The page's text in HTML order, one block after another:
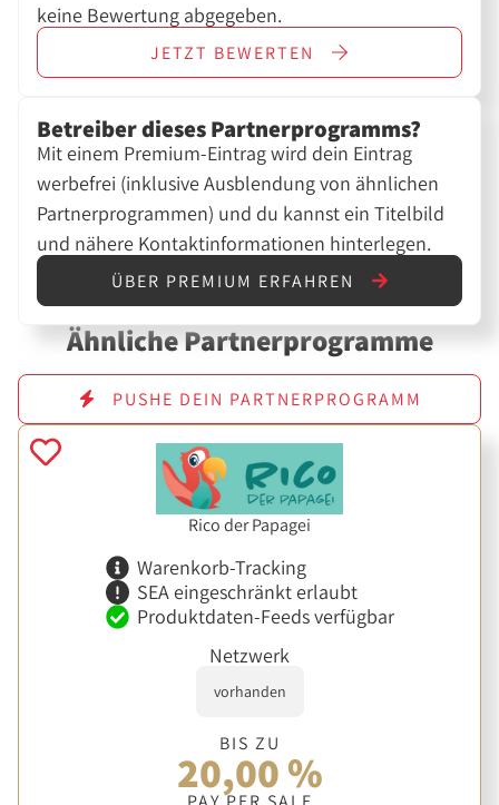
keine Bewertung abgegeben.
JETZT BEWERTEN
Betreiber dieses Partnerprogramms?
Mit einem Premium-Eintrag wird dein Eintrag
werbefrei (inklusive Ausblendung von ähnlichen
Partnerprogrammen) und du kannst ein Titelbild
und nähere Kontaktinformationen hinterlegen.
ÜBER PREMIUM ERFAHREN
Ähnliche Partnerprogramme
PUSHE DEIN PARTNERPROGRAMM
Rico der Papagei
Warenkorb-Tracking
SEA eingeschränkt erlaubt
Produktdaten-Feeds verfügbar
Netzwerk
vorhanden
BIS ZU
20,00 %